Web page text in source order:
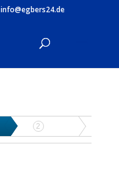
info@egbers24.de